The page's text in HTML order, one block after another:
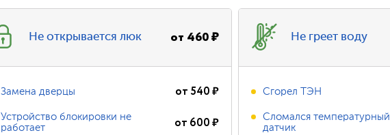
Не открывается люк от 460₽
Замена дверцы от 540₽
Устройство блокировки не
работает
от 600₽
Не греет воду
Сгорел ТЭН
Сломался температурный
датчик